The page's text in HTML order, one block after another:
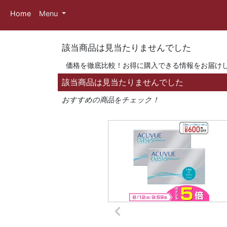
Home Menu
該当商品は見当たりませんでした
価格を徹底比較！お得に購入できる情報をお届け
該当商品は見当たりませんでした
おすすめの商品をチェック！